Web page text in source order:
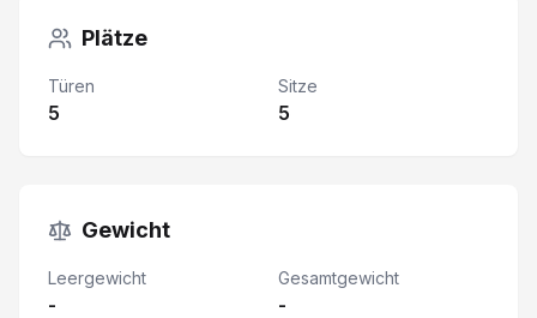
Plätze
Türen
5
Sitze
5
Gewicht
Leergewicht
-
Gesamtgewicht
-